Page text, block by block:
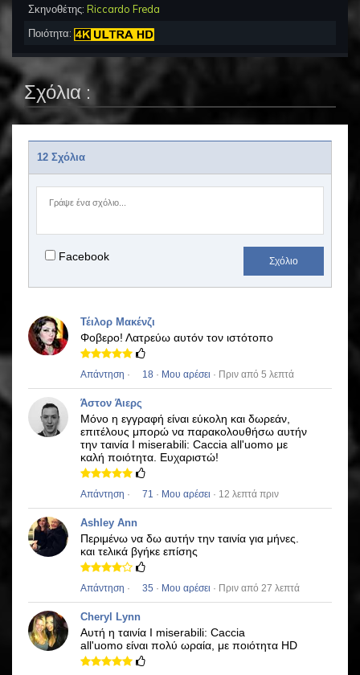
Σκηνοθέτης: Riccardo Freda
Ποιότητα:
Σχόλια :
12 Σχόλια
Facebook Σχόλιο
Τέιλορ Μακένζι
Φοβερο! Λατρεύω αυτόν τον ιστότοπο
Απάντηση · 18 · Μου αρέσει · Πριν από 5 λεπτά
Άστον Άιερς
Μόνο η εγγραφή είναι εύκολη και δωρεάν,
επιτέλους μπορώ να παρακολουθήσω αυτήν
την ταινία I miserabili: Caccia all'uomo με
καλή ποιότητα. Ευχαριστώ!
Απάντηση · 71 · Μου αρέσει · 12 λεπτά πριν
Ashley Ann
Περιμένω να δω αυτήν την ταινία για μήνες.
και τελικά βγήκε επίσης
Απάντηση · 35 · Μου αρέσει · Πριν από 27 λεπτά
Cheryl Lynn
Αυτή η ταινία I miserabili: Caccia
all'uomo είναι πολύ ωραία, με ποιότητα HD